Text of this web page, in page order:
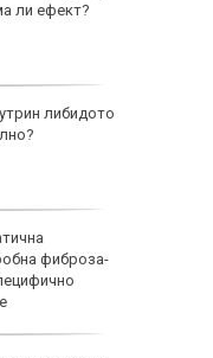
ли ефект?
либидото
фиброза-